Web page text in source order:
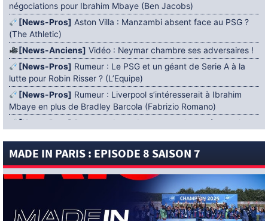
négociations pour Ibrahim Mbaye (Ben Jacobs)
[News-Pros] Aston Villa : Manzambi absent face au PSG ?
(The Athletic)
[News-Anciens] Vidéo : Neymar chambre ses adversaires !
[News-Pros] Rumeur : Le PSG et un géant de Serie A à la
lutte pour Robin Risser ? (L’Equipe)
[News-Pros] Rumeur : Liverpool s’intéresserait à Ibrahim
Mbaye en plus de Bradley Barcola (Fabrizio Romano)
[News-Pros]
Rumeur : Accord contractuel trouvé entre le
[News-Pros]Rumeur : Le PSG aurait lancé un ultimatum
4 AOÛT 2026
Mercato : Khalil Ayari prêté à Dunkerque
(Officiel)
MADE IN PARIS : EPISODE 8 SAISON 7